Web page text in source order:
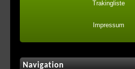
Trakingliste
Impressum
Navigation